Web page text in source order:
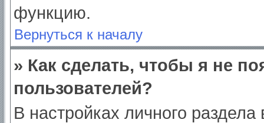
функцию.
Вернуться к началу
» Как сделать, чтобы я не
пользователей?
В настройках личного